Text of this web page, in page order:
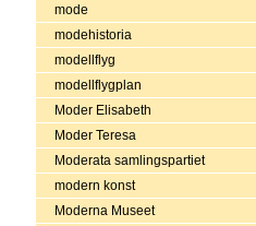
mode
modehistoria
modellflyg
modellflygplan
Moder Elisabeth
Moder Teresa
Moderata samlingspartiet
modern konst
Moderna Museet